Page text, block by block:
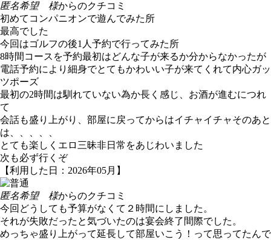
匿名希望 様からのクチコミ
初めてコンパニオンで遊んでみた所
最高でした
今回はゴルフの後1人予約で行ってみた所
8時間コースを予約最初はどんな子が来るか分からなかったが
電話予約により細身でとてもかわいい子が来てくれて内心ガッ
ツポーズ
最初の2時間は馴れていない為か長く感じ、お酒が進むにつれ
て
会話も盛り上がり、部屋に戻ってからはイチャイチャそのあと
は、、、、、
とても楽しくエロ三昧非日常をあじわいました
次も必ず行くぞ
【利用した日：2026年05月】
匿名希望 様からのクチコミ
今回どうしても予算がなくて２時間にしました。
それが失敗だったと気づいたのは宴会終了間際でした。
めっちゃ盛り上がって延長して部屋いこう！って思ってたんで